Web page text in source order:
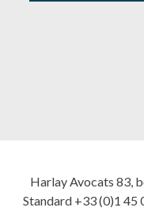
Harlay Avocats 83,
Standard +33 (0)1 45